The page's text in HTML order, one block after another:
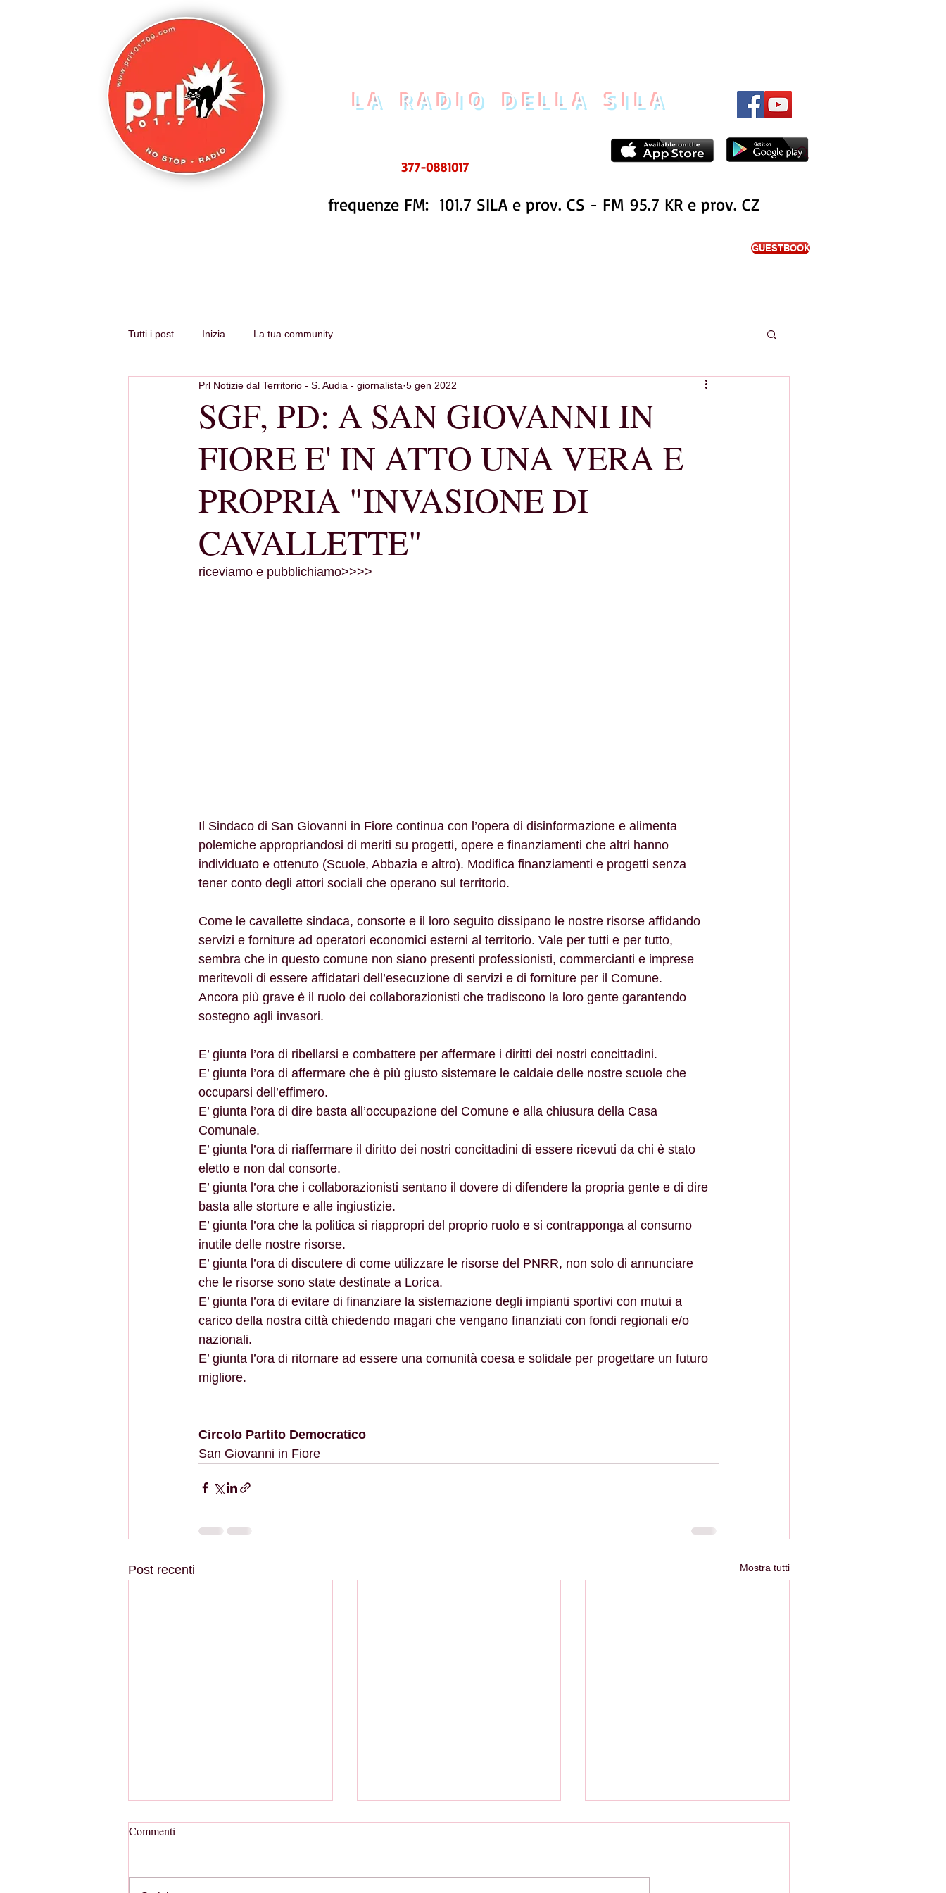
LA RADIO DELLA SILA
377-0881017
frequenze FM: 101.7 SILA e prov. CS - FM 95.7 KR e prov. CZ
GUESTBOOK
Tutti i post Inizia La tua community
SGF, PD: A SAN GIOVANNI IN
FIORE E' IN ATTO UNA VERA E
PROPRIA "INVASIONE DI
CAVALLETTE"
Prl Notizie dal Territorio - S. Audia - giornalista 5 gen 2022
riceviamo e pubblichiamo>>>>
Il Sindaco di San Giovanni in Fiore continua con l’opera di disinformazione e alimenta
polemiche appropriandosi di meriti su progetti, opere e finanziamenti che altri hanno
individuato e ottenuto (Scuole, Abbazia e altro). Modifica finanziamenti e progetti senza
tener conto degli attori sociali che operano sul territorio.
Come le cavallette sindaca, consorte e il loro seguito dissipano le nostre risorse affidando
servizi e forniture ad operatori economici esterni al territorio. Vale per tutti e per tutto,
sembra che in questo comune non siano presenti professionisti, commercianti e imprese
meritevoli di essere affidatari dell’esecuzione di servizi e di forniture per il Comune.
Ancora più grave è il ruolo dei collaborazionisti che tradiscono la loro gente garantendo
sostegno agli invasori.
E’ giunta l’ora di ribellarsi e combattere per affermare i diritti dei nostri concittadini.
E’ giunta l’ora di affermare che è più giusto sistemare le caldaie delle nostre scuole che
occuparsi dell’effimero.
E’ giunta l’ora di dire basta all’occupazione del Comune e alla chiusura della Casa
Comunale.
E’ giunta l’ora di riaffermare il diritto dei nostri concittadini di essere ricevuti da chi è stato
eletto e non dal consorte.
E’ giunta l’ora che i collaborazionisti sentano il dovere di difendere la propria gente e di dire
basta alle storture e alle ingiustizie.
E’ giunta l’ora che la politica si riappropri del proprio ruolo e si contrapponga al consumo
inutile delle nostre risorse.
E’ giunta l’ora di discutere di come utilizzare le risorse del PNRR, non solo di annunciare
che le risorse sono state destinate a Lorica.
E’ giunta l’ora di evitare di finanziare la sistemazione degli impianti sportivi con mutui a
carico della nostra città chiedendo magari che vengano finanziati con fondi regionali e/o
nazionali.
E’ giunta l’ora di ritornare ad essere una comunità coesa e solidale per progettare un futuro
migliore.
Circolo Partito Democratico
San Giovanni in Fiore
Post recenti Mostra tutti
Commenti